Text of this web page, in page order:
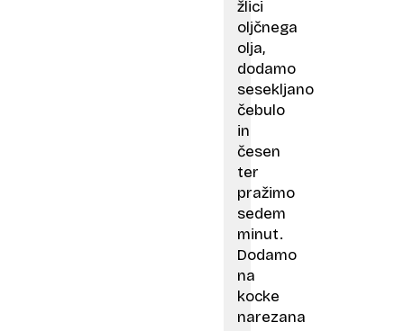
žlici
oljčnega
olja,
dodamo
sesekljano
čebulo
in
česen
ter
pražimo
sedem
minut.
Dodamo
na
kocke
narezana